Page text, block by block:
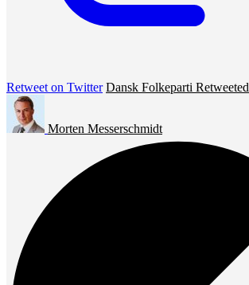
Retweet on Twitter Dansk Folkeparti Retweeted
Morten Messerschmidt